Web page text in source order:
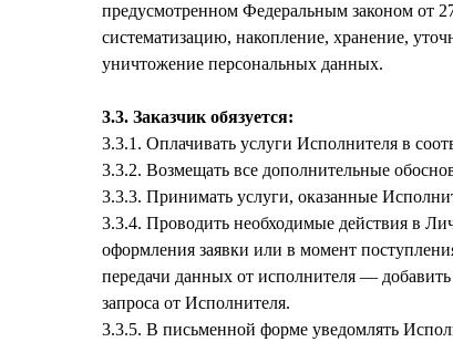
предусмотренном Федеральным законом от
систематизацию, накопление, хранение,
уничтожение персональных данных.
3.3. Заказчик обязуется:
3.3.1. Оплачивать услуги Исполнителя в
3.3.2. Возмещать все дополнительные
3.3.3. Принимать услуги, оказанные
3.3.4. Проводить необходимые действия в
оформления заявки или в момент
передачи данных от исполнителя —
запроса от Исполнителя.
3.3.5. В письменной форме уведомлять